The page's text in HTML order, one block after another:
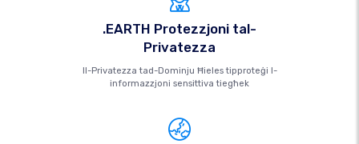
.EARTH Protezzjoni tal-
Privatezza
Il-Privatezza tad-Dominju Ħieles tipproteġi l-
informazzjoni sensittiva tiegħek